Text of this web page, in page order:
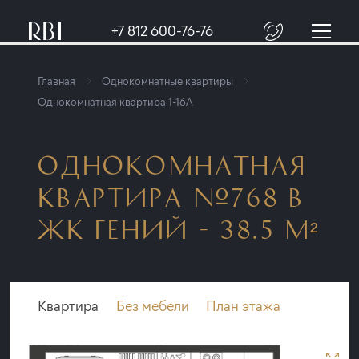
+7 812 600-76-76
Главная
Однокомнатные квартиры
Однокомнатная квартира 1-16A
ОДНОКОМНАТНАЯ
КВАРТИРА №768 В
ЖК ГЕНИЙ - 38.5 М²
Квартира Без мебели План этажа